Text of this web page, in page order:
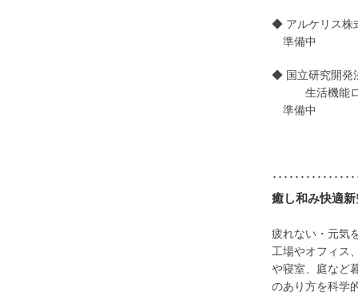
◆ アルケリス株
準備中
◆ 国立研究開発
生活機能ロボ
準備中
･･････････････
癒し和み快適
疲れない・元気
工場やオフィス
や寝室、庭など
のあり方を科学